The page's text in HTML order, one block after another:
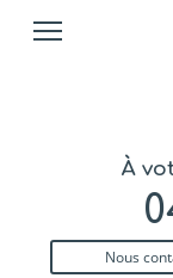
À
Nous